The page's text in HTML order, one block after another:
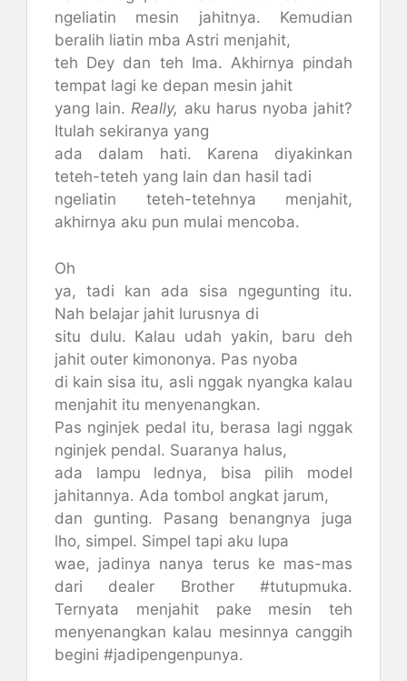
ngeliatin mesin jahitnya. Kemudian
beralih liatin mba Astri menjahit,
teh Dey dan teh Ima. Akhirnya pindah
tempat lagi ke depan mesin jahit
yang lain.Really, aku harus nyoba jahit?
Itulah sekiranya yang
ada dalam hati. Karena diyakinkan
teteh-teteh yang lain dan hasil tadi
ngeliatin teteh-tetehnya menjahit,
akhirnya aku pun mulai mencoba.
Oh
ya, tadi kan ada sisa ngegunting itu.
Nah belajar jahit lurusnya di
situ dulu. Kalau udah yakin, baru deh
jahit outer kimononya. Pas nyoba
di kain sisa itu, asli nggak nyangka kalau
menjahit itu menyenangkan.
Pas nginjek pedal itu, berasa lagi nggak
nginjek pendal. Suaranya halus,
ada lampu lednya, bisa pilih model
jahitannya. Ada tombol angkat jarum,
dan gunting. Pasang benangnya juga
lho, simpel. Simpel tapi aku lupa
wae, jadinya nanya terus ke mas-mas
dari dealer Brother #tutupmuka.
Ternyata menjahit pake mesin teh
menyenangkan kalau mesinnya canggih
begini #jadipengenpunya.